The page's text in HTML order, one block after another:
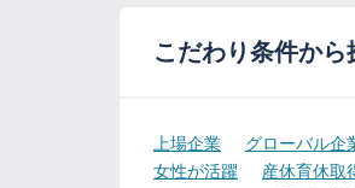
こだわり条件から
上場企業 グローバル企
女性が活躍
産休育休取